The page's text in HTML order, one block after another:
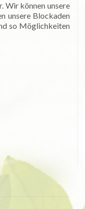
Wir können unsere
unsere Blockaden
so Möglichkeiten